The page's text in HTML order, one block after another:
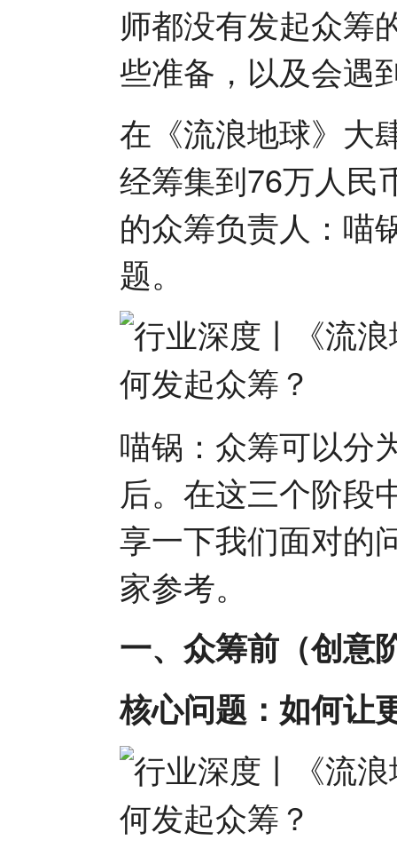
师都没有发起众筹
些准备，以及会遇
在《流浪地球》大
经筹集到76万人民
的众筹负责人：喵
题。
喵锅：众筹可以分
后。在这三个阶段
享一下我们面对的
家参考。
一、众筹前（创意
核心问题：如何让